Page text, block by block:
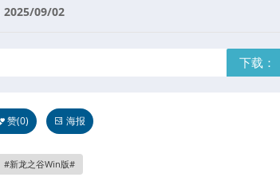
2025/09/02
下载：
赞(0) 海报
新龙之谷Win版